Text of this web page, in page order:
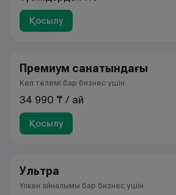
Қосылу
Премиум санатындағы
Көп төлемі бар бизнес үшін
34 990 ₸ / ай
Қосылу
Ультра
Үлкен айналымы бар бизнес үшін